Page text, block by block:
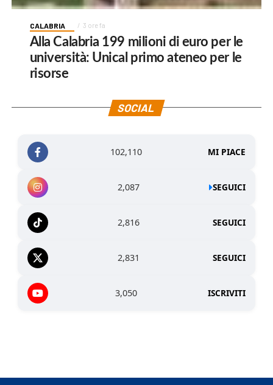
CALABRIA 3 ore fa
Alla Calabria 199 milioni di euro per le
università: Unical primo ateneo per le
risorse
SOCIAL
102,110 MI PIACE
2,087 SEGUICI
2,816 SEGUICI
2,831 SEGUICI
3,050 ISCRIVITI